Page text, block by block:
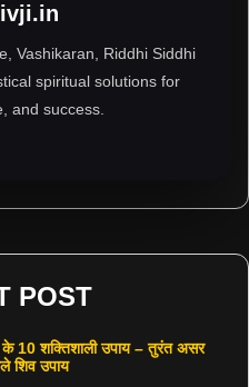
Vashikaran, Riddhi Siddhi
spiritual solutions for
and success.
POST
के 10 शक्तिशाली उपाय – तुरंत असर
शिव उपाय